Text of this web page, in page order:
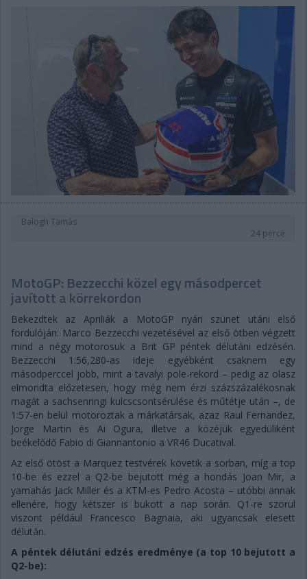
Balogh Tamás
24 perce
MotoGP: Bezzecchi közel egy másodpercet
javított a körrekordon
Bekezdtek az Apriliák a MotoGP nyári szünet utáni első
fordulóján: Marco Bezzecchi vezetésével az első ötben végzett
mind a négy motorosuk a Brit GP péntek délutáni edzésén.
Bezzecchi 1:56,280-as ideje egyébként csaknem egy
másodperccel jobb, mint a tavalyi pole-rekord – pedig az olasz
elmondta előzetesen, hogy még nem érzi százszázalékosnak
magát a sachsenringi kulcscsontsérülése és műtétje után –, de
1:57-en belül motoroztak a márkatársak, azaz Raul Fernandez,
Jorge Martin és Ai Ogura, illetve a közéjük egyedüliként
beékelődő Fabio di Giannantonio a VR46 Ducatival.
Az első ötöst a Marquez testvérek követik a sorban, míg a top
10-be és ezzel a Q2-be bejutott még a hondás Joan Mir, a
yamahás Jack Miller és a KTM-es Pedro Acosta – utóbbi annak
ellenére, hogy kétszer is bukott a nap során. Q1-re szorul
viszont például Francesco Bagnaia, aki ugyancsak elesett
délután.
A péntek délutáni edzés eredménye (a top 10 bejutott a
Q2-be):